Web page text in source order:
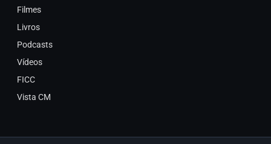
Filmes
Livros
Podcasts
Vídeos
FICC
Vista CM